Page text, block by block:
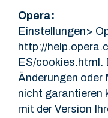
Opera:
Einstellungen>
http://
ES/cookies.html.
Änderungen oder
nicht garantieren
mit der Version